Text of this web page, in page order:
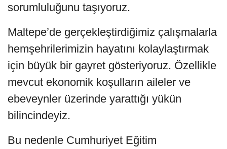
sorumluluğunu taşıyoruz.
Maltepe’de gerçekleştirdiğimiz çalışmalarla
hemşehrilerimizin hayatını kolaylaştırmak
için büyük bir gayret gösteriyoruz. Özellikle
mevcut ekonomik koşulların aileler ve
ebeveynler üzerinde yarattığı yükün
bilincindeyiz.
Bu nedenle Cumhuriyet Eğitim